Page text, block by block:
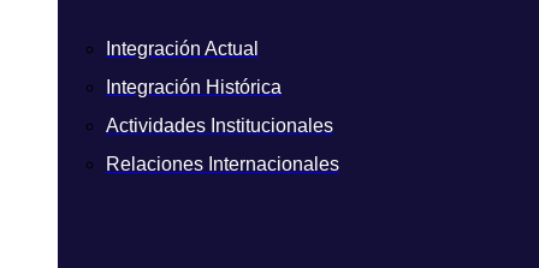
Integración Actual
Integración Histórica
Actividades Institucionales
Relaciones Internacionales